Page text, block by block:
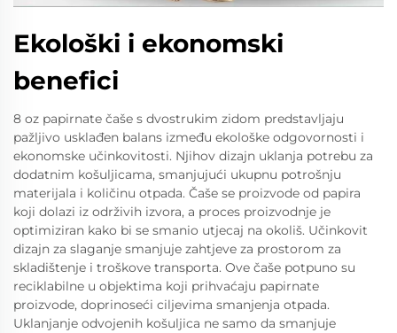
Ekološki i ekonomski
benefici
8 oz papirnate čaše s dvostrukim zidom predstavljaju
pažljivo usklađen balans između ekološke odgovornosti i
ekonomske učinkovitosti. Njihov dizajn uklanja potrebu za
dodatnim košuljicama, smanjujući ukupnu potrošnju
materijala i količinu otpada. Čaše se proizvode od papira
koji dolazi iz održivih izvora, a proces proizvodnje je
optimiziran kako bi se smanio utjecaj na okoliš. Učinkovit
dizajn za slaganje smanjuje zahtjeve za prostorom za
skladištenje i troškove transporta. Ove čaše potpuno su
reciklabilne u objektima koji prihvaćaju papirnate
proizvode, doprinoseći ciljevima smanjenja otpada.
Uklanjanje odvojenih košuljica ne samo da smanjuje